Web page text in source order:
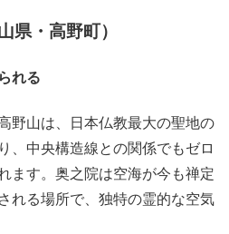
県・高野町）
れる
野山は、日本仏教最大の聖地の
、中央構造線との関係でもゼロ
ます。奥之院は空海が今も禅定
れる場所で、独特の霊的な空気